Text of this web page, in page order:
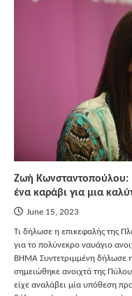
Ζωή Κωνσταντοπούλου:
ένα καράβι για μια
June 15, 2023
Τι δήλωσε η επικεφαλής της
για το πολύνεκρο ναυάγιο
ΒΗΜΑ Συντετριμμένη δήλωσε
σημειώθηκε ανοιχτά της
είχε αναλάβει μία υπόθεση